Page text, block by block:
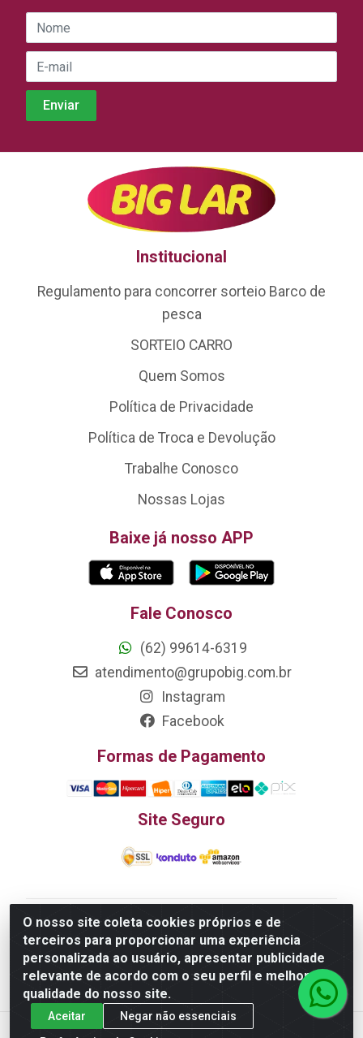
O nosso site coleta cookies próprios e de
terceiros para proporcionar uma experiência
personalizada ao usuário, apresentar publicidade
relevante de acordo com o seu perfil e melhorar a
qualidade do nosso site.
Aceitar
Negar não essenciais
Institucional
Regulamento para concorrer sorteio Barco de
pesca
SORTEIO CARRO
Quem Somos
Política de Privacidade
Política de Troca e Devolução
Trabalhe Conosco
Nossas Lojas
Baixe já nosso APP
Fale Conosco
(62) 99614-6319
atendimento@grupobig.com.br
Instagram
Facebook
Formas de Pagamento
Site Seguro
Edn Utilidades Domésticas Importação e Exportação
LTDA - R. Edmundo Pinto da Cunha, LT APM 06, N 133 -
Res. Luiza Monteiro, Trindade - GO, 75385-000 - CNPJ
20.758.851.0045/26